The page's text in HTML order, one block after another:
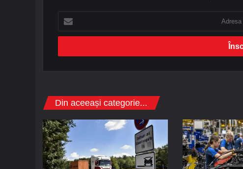
r
s
e
-
m
a
i
l
Din aceeași categorie...